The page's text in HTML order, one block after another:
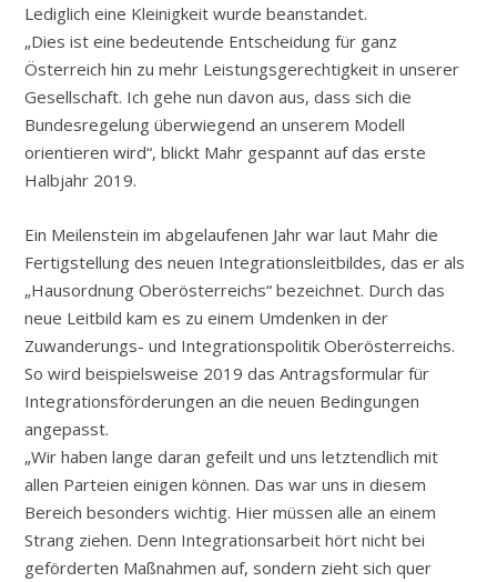
Lediglich eine Kleinigkeit wurde beanstandet.
„Dies ist eine bedeutende Entscheidung für ganz
Österreich hin zu mehr Leistungsgerechtigkeit in unserer
Gesellschaft. Ich gehe nun davon aus, dass sich die
Bundesregelung überwiegend an unserem Modell
orientieren wird“, blickt Mahr gespannt auf das erste
Halbjahr 2019.
Ein Meilenstein im abgelaufenen Jahr war laut Mahr die
Fertigstellung des neuen Integrationsleitbildes, das er als
„Hausordnung Oberösterreichs“ bezeichnet. Durch das
neue Leitbild kam es zu einem Umdenken in der
Zuwanderungs- und Integrationspolitik Oberösterreichs.
So wird beispielsweise 2019 das Antragsformular für
Integrationsförderungen an die neuen Bedingungen
angepasst.
„Wir haben lange daran gefeilt und uns letztendlich mit
allen Parteien einigen können. Das war uns in diesem
Bereich besonders wichtig. Hier müssen alle an einem
Strang ziehen. Denn Integrationsarbeit hört nicht bei
geförderten Maßnahmen auf, sondern zieht sich quer